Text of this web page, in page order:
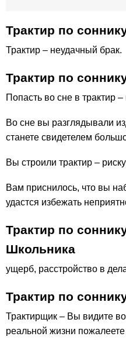
Трактир по
Трактир – неудачный брак.
Трактир по
Попасть во сне в трактир –
Во сне вы разглядывали
станете свидетелем
Вы строили трактир –
Вам приснилось, что вы
удастся избежать
Трактир по
Школьника
ущерб, расстройство в
Трактир по
Трактирщик – Вы видите
реальной жизни